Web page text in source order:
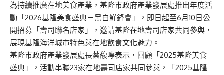
為持續推廣在地美食產業，基隆市政府產業發展處推出年度活
動「2026基隆美食盛典－黑白鮮鋒會」，即日起至6月10日公
開招募「壽司聯名店家」，邀請基隆在地壽司店家共同參與，
展現基隆海洋城市特色與在地飲食文化魅力。
基隆市政府產業發展處長蔡馥嚀表示，回顧「2025基隆美食
盛典」，活動串聯23家在地壽司店家共同參與，「2025基隆